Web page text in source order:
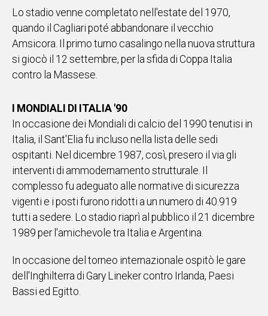
Lo stadio venne completato nell'estate del 1970,
quando il Cagliari poté abbandonare il vecchio
Amsicora. Il primo turno casalingo nella nuova struttura
si giocò il 12 settembre, per la sfida di Coppa Italia
contro la Massese.
I MONDIALI DI ITALIA '90
In occasione dei Mondiali di calcio del 1990 tenutisi in
Italia, il Sant'Elia fu incluso nella lista delle sedi
ospitanti. Nel dicembre 1987, così, presero il via gli
interventi di ammodernamento strutturale. Il
complesso fu adeguato alle normative di sicurezza
vigenti e i posti furono ridotti a un numero di 40.919
tutti a sedere. Lo stadio riaprì al pubblico il 21 dicembre
1989 per l'amichevole tra Italia e Argentina.
In occasione del torneo internazionale ospitò le gare
dell'Inghilterra di Gary Lineker contro Irlanda, Paesi
Bassi ed Egitto.